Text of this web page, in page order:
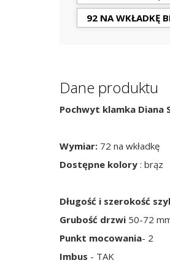
92 NA WKŁADKĘ
Dane produktu
Pochwyt klamka Diana
Wymiar: 72 na wkładkę
Dostępne kolory : brąz
Długość i szerokość
Grubość drzwi 50-72
Punkt mocowania- 2
Imbus - TAK